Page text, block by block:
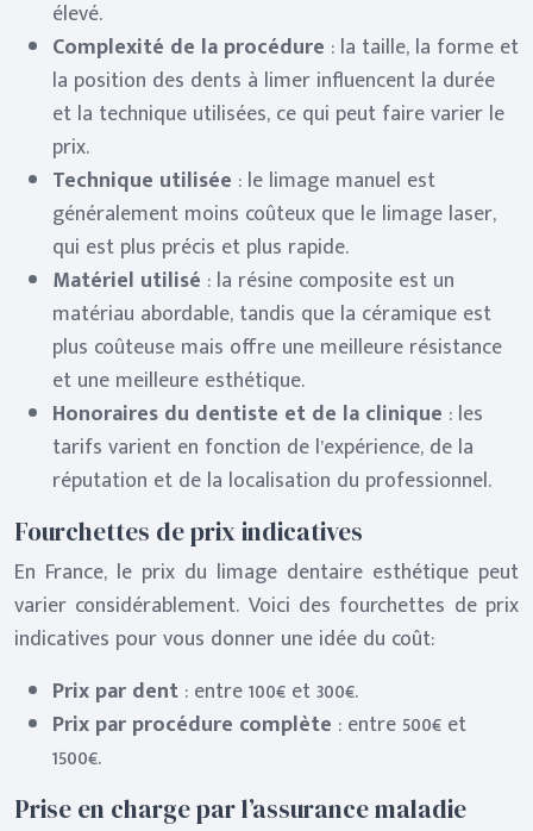
élevé.
Complexité de la procédure : la taille, la forme et
la position des dents à limer influencent la durée
et la technique utilisées, ce qui peut faire varier le
prix.
Technique utilisée : le limage manuel est
généralement moins coûteux que le limage laser,
qui est plus précis et plus rapide.
Matériel utilisé : la résine composite est un
matériau abordable, tandis que la céramique est
plus coûteuse mais offre une meilleure résistance
et une meilleure esthétique.
Honoraires du dentiste et de la clinique : les
tarifs varient en fonction de l’expérience, de la
réputation et de la localisation du professionnel.
Fourchettes de prix indicatives
En France, le prix du limage dentaire esthétique peut
varier considérablement. Voici des fourchettes de prix
indicatives pour vous donner une idée du coût:
Prix par dent : entre 100€ et 300€.
Prix par procédure complète : entre 500€ et
1500€.
Prise en charge par l’assurance maladie